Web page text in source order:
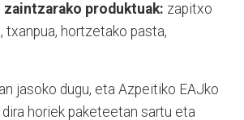
zaintzarako produktuak: zapitxo
txanpua, hortzetako pasta,
jasoko dugu, eta Azpeitiko EAJko
dira horiek paketeetan sartu eta